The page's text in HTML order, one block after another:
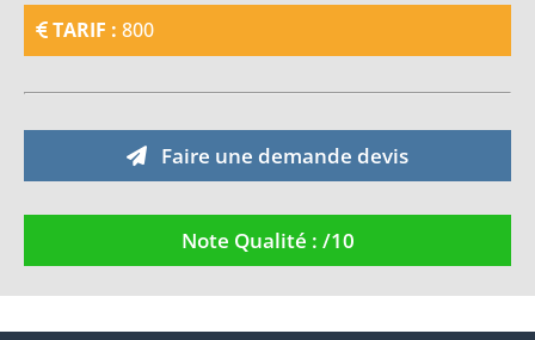
TARIF : 800
Faire une demande devis
Note Qualité : /10